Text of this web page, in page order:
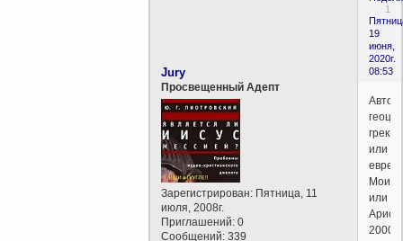
1
19
июня,
2020г.
08:53
Jury
Просвещенный Адепт
Зарегистрирован: Пятница, 11
июля, 2008г.
Приглашений: 0
Сообщений: 339
греки
или
или
2000